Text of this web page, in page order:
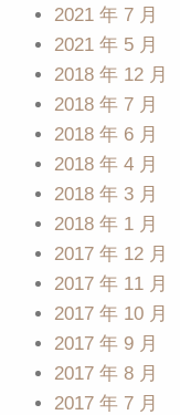
2021 年 7 月
2021 年 5 月
2018 年 12 月
2018 年 7 月
2018 年 6 月
2018 年 4 月
2018 年 3 月
2018 年 1 月
2017 年 12 月
2017 年 11 月
2017 年 10 月
2017 年 9 月
2017 年 8 月
2017 年 7 月